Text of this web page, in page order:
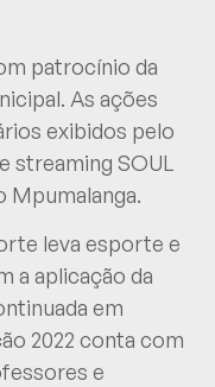
patrocínio da
As ações
exibidos pelo
streaming SOUL
Mpumalanga.
leva esporte e
a aplicação da
em
2022 conta com
e